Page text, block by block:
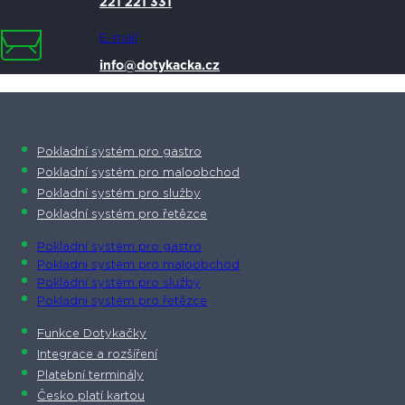
221 221 331
E-mail
info@dotykacka.cz
Pokladní systém pro gastro
Pokladní systém pro maloobchod
Pokladní systém pro služby
Pokladní systém pro řetězce
Pokladní systém pro gastro
Pokladní systém pro maloobchod
Pokladní systém pro služby
Pokladní systém pro řetězce
Funkce Dotykačky
Integrace a rozšíření
Platební terminály
Česko platí kartou